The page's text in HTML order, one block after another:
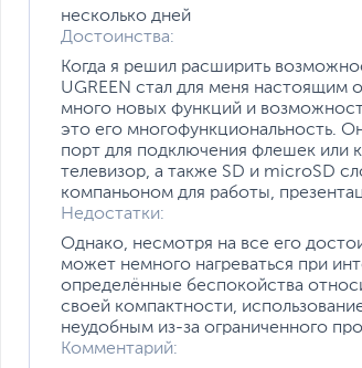
Одновременная зарядка телефона
Встроенный чипсет премиум-класса
прямой зарядки телефона в
несколько дней
Достоинства:
Когда я решил расширить
UGREEN стал для меня настоящим
много новых функций и
это его многофункциональность.
порт для подключения флешек или
телевизор, а также SD и microSD
компаньоном для работы,
Недостатки:
Однако, несмотря на все его
может немного нагреваться при
определённые беспокойства
своей компактности,
неудобным из-за ограниченного
Комментарий: